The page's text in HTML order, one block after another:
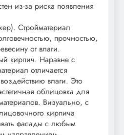
из-за риска появления
Стройматериал
прочностью,
от влаги.
кирпич. Наравне с
отличается
влаги. Это
облицовка для
Визуально, с
кирпича
фасады с любым